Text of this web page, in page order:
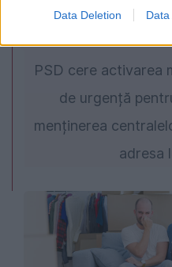
Data Deletion Data
PSD cere activarea
de urgență
menținerea
adresa